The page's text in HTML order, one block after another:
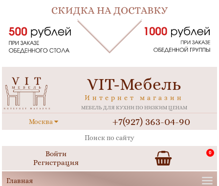
VIT-Мебель
Интернет магазин
МЕБЕЛЬ ДЛЯ КУХНИ ПО НИЗКИМ ЦЕНАМ
Москва +7(927) 363-04-90
Войти
Регистрация
0